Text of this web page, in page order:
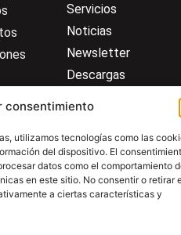
consentimiento
utilizamos tecnologías como las
del dispositivo. El
datos como el comportamiento
en este sitio. No consentir o retirar
a ciertas características y
general
Servicios
Noticias
Newsletter
Descargas